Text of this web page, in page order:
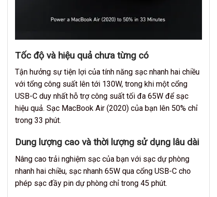
Tốc độ và hiệu quả chưa từng có
Tận hưởng sự tiện lợi của tính năng sạc nhanh hai chiều
với tổng công suất lên tới 130W, trong khi một cổng
USB-C duy nhất hỗ trợ công suất tối đa 65W để sạc
hiệu quả. Sạc MacBook Air (2020) của bạn lên 50% chỉ
trong 33 phút.
Dung lượng cao và thời lượng sử dụng lâu dài
Nâng cao trải nghiệm sạc của bạn với sạc dự phòng
nhanh hai chiều, sạc nhanh 65W qua cổng USB-C cho
phép sạc đầy pin dự phòng chỉ trong 45 phút.